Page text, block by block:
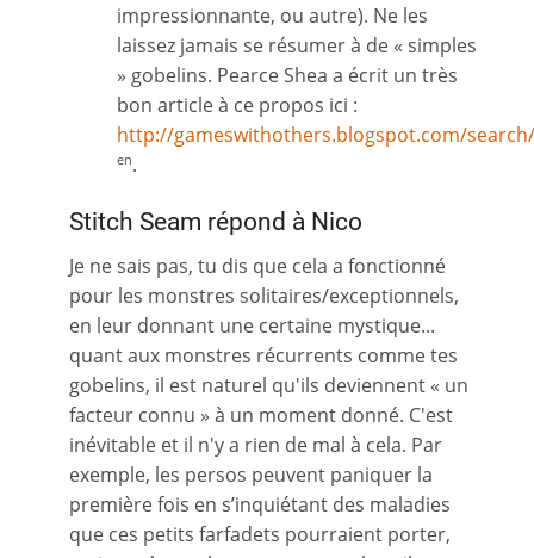
impressionnante, ou autre). Ne les
laissez jamais se résumer à de « simples
» gobelins. Pearce Shea a écrit un très
bon article à ce propos ici :
http://gameswithothers.blogspot.com/
en.
Stitch Seam répond à Nico
Je ne sais pas, tu dis que cela a fonctionné
pour les monstres solitaires/exceptionnels,
en leur donnant une certaine mystique...
quant aux monstres récurrents comme tes
gobelins, il est naturel qu'ils deviennent « un
facteur connu » à un moment donné. C'est
inévitable et il n'y a rien de mal à cela. Par
exemple, les persos peuvent paniquer la
première fois en s’inquiétant des maladies
que ces petits farfadets pourraient porter,